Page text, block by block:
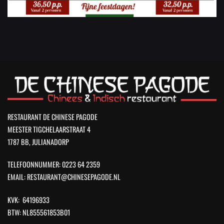
RESTAURANT DE CHINESE PAGODE
MEESTER TIGCHELAARSTRAAT 4
1787 BB, JULIANADORP
TELEFOONNUMMER: 0223 64 2359
EMAIL: RESTAURANT@CHINESEPAGODE.NL
KVK: 64196933
BTW: NL855561853B01